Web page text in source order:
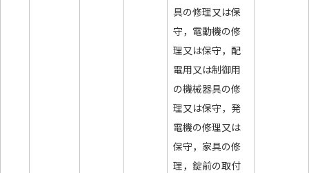
具の修理又は保
守，電動機の修
理又は保守，配
電用又は制御用
の機械器具の修
理又は保守，発
電機の修理又は
保守，家具の修
理，錠前の取付